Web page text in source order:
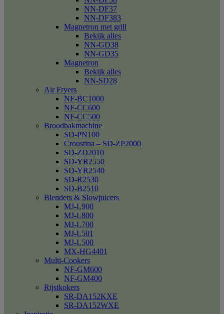
NN-DF37
NN-DF383
Magnetron met grill
Bekijk alles
NN-GD38
NN-GD35
Magnetron
Bekijk alles
NN-SD28
Air Fryers
NF-BC1000
NF-CC600
NF-CC500
Broodbakmachine
SD-PN100
Croustina – SD-ZP2000
SD-ZD2010
SD-YR2550
SD-YR2540
SD-R2530
SD-B2510
Blenders & Slowjuicers
MJ-L900
MJ-L800
MJ-L700
MJ-L501
MJ-L500
MX-HG4401
Multi-Cookers
NF-GM600
NF-GM400
Rijstkokers
SR-DA152KXE
SR-DA152WXE